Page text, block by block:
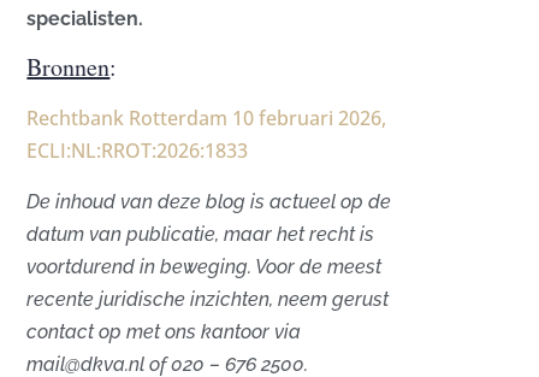
specialisten.
Bronnen:
Rechtbank Rotterdam 10 februari 2026,
ECLI:NL:RROT:2026:1833
De inhoud van deze blog is actueel op de
datum van publicatie, maar het recht is
voortdurend in beweging. Voor de meest
recente juridische inzichten, neem gerust
contact op met ons kantoor via
mail@dkva.nl of 020 – 676 2500.